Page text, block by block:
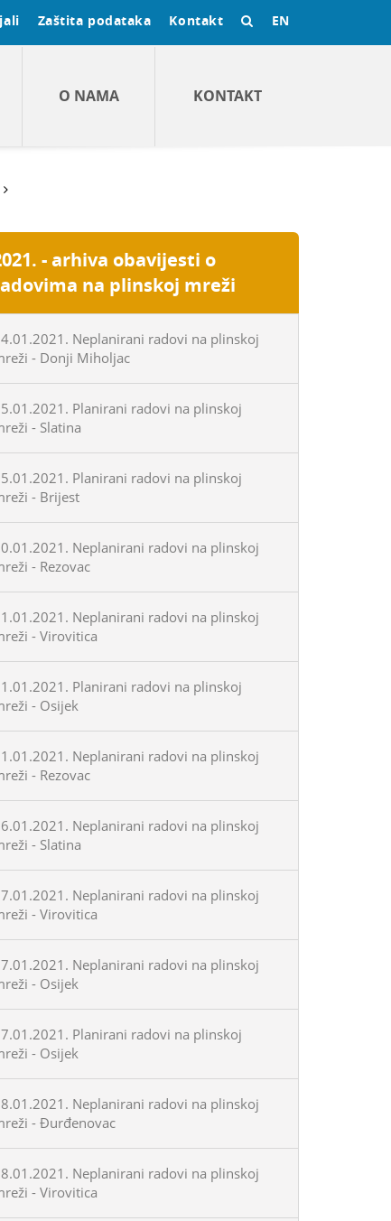
Zaštita podataka Kontakt EN
O NAMA KONTAKT
- arhiva obavijesti o
na plinskoj mreži
Neplanirani radovi na plinskoj
- Donji Miholjac
Planirani radovi na plinskoj
- Slatina
Planirani radovi na plinskoj
- Brijest
Neplanirani radovi na plinskoj
- Rezovac
Neplanirani radovi na plinskoj
- Virovitica
Planirani radovi na plinskoj
- Osijek
Neplanirani radovi na plinskoj
- Rezovac
Neplanirani radovi na plinskoj
- Slatina
Neplanirani radovi na plinskoj
- Virovitica
Neplanirani radovi na plinskoj
- Osijek
Planirani radovi na plinskoj
- Osijek
Neplanirani radovi na plinskoj
- Đurđenovac
Neplanirani radovi na plinskoj
- Virovitica